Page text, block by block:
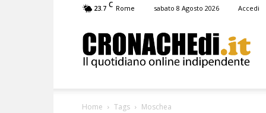
23.7 C Rome sabato 8 Agosto 2026 Accedi
Home Tags Moschea